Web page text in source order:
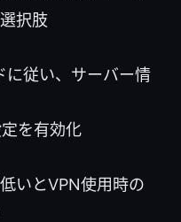
択肢
従い、サーバー情
を有効化
いとVPN使用時の